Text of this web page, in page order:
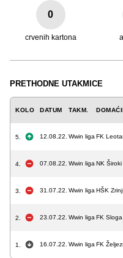
0
crvenih kartona
PRETHODNE UTAKMICE
KOLO DATUM TAKM.
5. 12.08.22. Wwin liga FK
4. 07.08.22. Wwin liga NK Široki
3. 31.07.22. Wwin liga HŠK
2. 23.07.22. Wwin liga FK Sloga
1. 16.07.22. Wwin liga FK